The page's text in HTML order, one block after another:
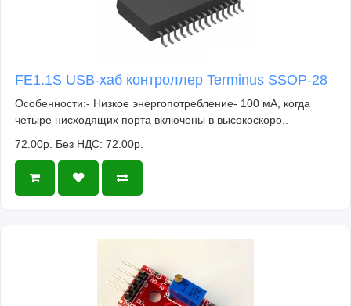
FE1.1S USB-хаб контроллер Terminus SSOP-28
Особенности:- Низкое энергопотребление- 100 мА, когда
четыре нисходящих порта включены в высокоскоро..
72.00р. Без НДС: 72.00р.